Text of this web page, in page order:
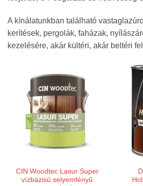
A kínálatunkban található
kerítések, pergolák, faházak,
kezelésére, akár kültéri, akár beltéri
CIN Woodtec Lasur Super
vízbázisú selyemfényű